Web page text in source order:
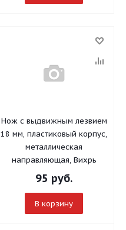
Нож с выдвижным лезвием
18 мм, пластиковый корпус,
металлическая
направляющая, Вихрь
95 руб.
В корзину